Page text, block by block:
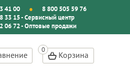
41 00
8 800 505 59 76
33 15 - Сервисный центр
06 72 - Оптовые продажи
Корзина